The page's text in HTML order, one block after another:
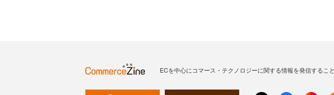
ECを中心にコマース・テクノロジーに関する情報を発信するこ